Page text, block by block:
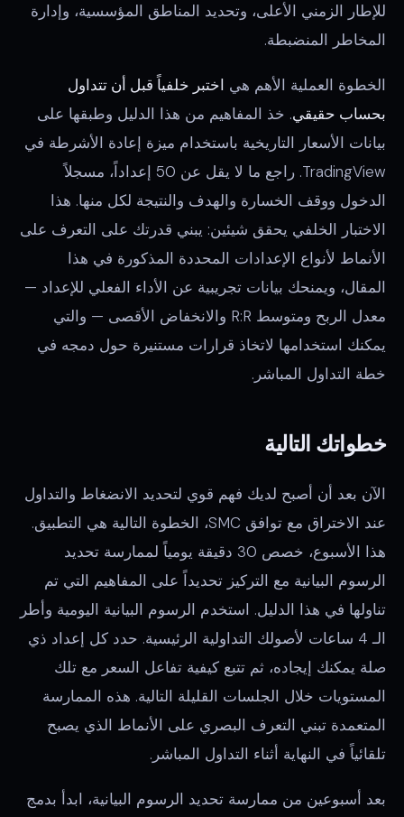
للإطار الزمني الأعلى، وتحديد المناطق المؤسسية، وإدارة
المخاطر المنضبطة.
الخطوة العملية الأهم هي اختبر خلفياً قبل أن تتداول
بحساب حقيقي. خذ المفاهيم من هذا الدليل وطبقها على
بيانات الأسعار التاريخية باستخدام ميزة إعادة الأشرطة في
TradingView. راجع ما لا يقل عن 50 إعداداً، مسجلاً
الدخول ووقف الخسارة والهدف والنتيجة لكل منها. هذا
الاختبار الخلفي يحقق شيئين: يبني قدرتك على التعرف على
الأنماط لأنواع الإعدادات المحددة المذكورة في هذا
المقال، ويمنحك بيانات تجريبية عن الأداء الفعلي للإعداد —
معدل الربح ومتوسط R:R والانخفاض الأقصى — والتي
يمكنك استخدامها لاتخاذ قرارات مستنيرة حول دمجه في
خطة التداول المباشر.
خطواتك التالية
الآن بعد أن أصبح لديك فهم قوي لتحديد الانضغاط والتداول
عند الاختراق مع توافق SMC، الخطوة التالية هي التطبيق.
هذا الأسبوع، خصص 30 دقيقة يومياً لممارسة تحديد
الرسوم البيانية مع التركيز تحديداً على المفاهيم التي تم
تناولها في هذا الدليل. استخدم الرسوم البيانية اليومية وأطر
الـ 4 ساعات لأصولك التداولية الرئيسية. حدد كل إعداد ذي
صلة يمكنك إيجاده، ثم تتبع كيفية تفاعل السعر مع تلك
المستويات خلال الجلسات القليلة التالية. هذه الممارسة
المتعمدة تبني التعرف البصري على الأنماط الذي يصبح
تلقائياً في النهاية أثناء التداول المباشر.
بعد أسبوعين من ممارسة تحديد الرسوم البيانية، ابدأ بدمج